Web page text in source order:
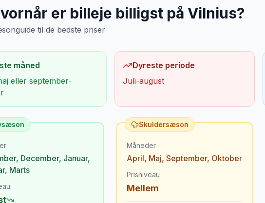
er billeje billigst på Vilnius?
til de bedste priser
måned
eller september-
Dyreste periode
Juli-august
, December, Januar,
, Marts
Skuldersæson
Måneder
April, Maj, September, Oktober
Prisniveau
Mellem